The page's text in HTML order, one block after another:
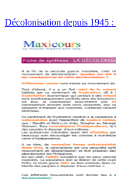
Décolonisation depuis 1945